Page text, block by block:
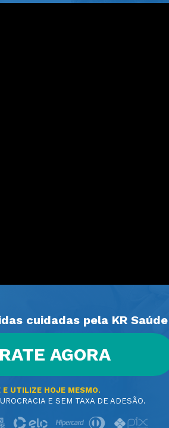
cuidadas pela KR Saúde
AGORA
E UTILIZE HOJE MESMO.
E SEM TAXA DE ADESÃO.